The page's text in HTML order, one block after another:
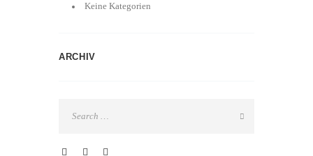
Keine Kategorien
ARCHIV